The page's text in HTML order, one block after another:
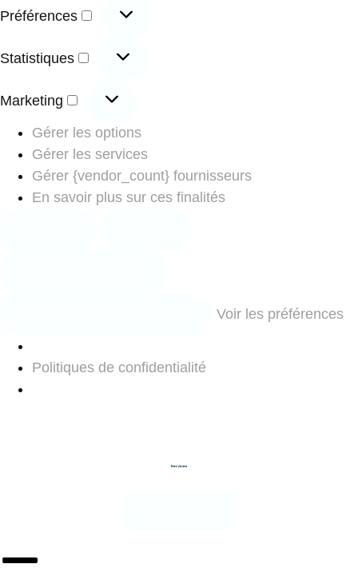
Préférences
Statistiques
Marketing
Gérer les options
Gérer les services
Gérer {vendor_count} fournisseurs
En savoir plus sur ces finalités
Voir les préférences
Politiques de confidentialité